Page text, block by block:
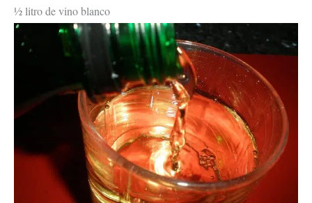
½ litro de vino blanco